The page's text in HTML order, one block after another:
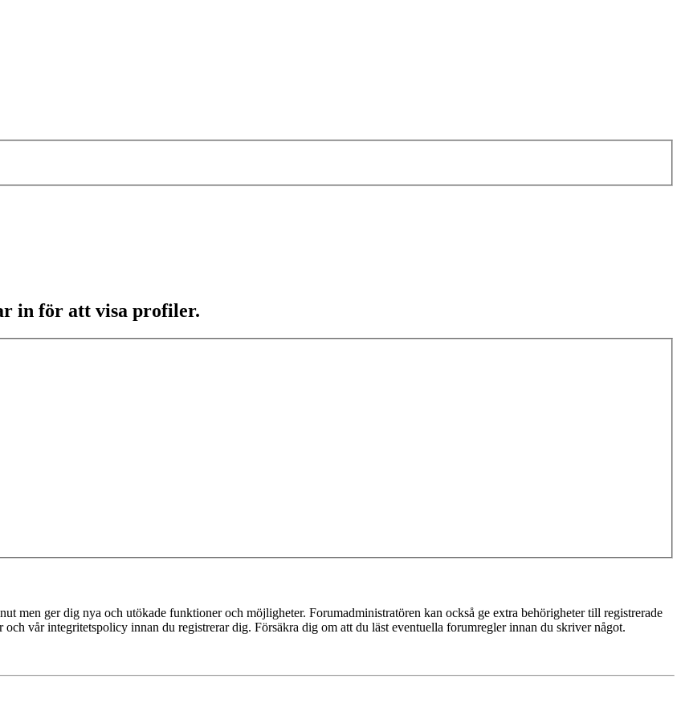
in för att visa profiler.
men ger dig nya och utökade funktioner och möjligheter. Forumadministratören kan också ge extra behörigheter till registrerade
vår integritetspolicy innan du registrerar dig. Försäkra dig om att du läst eventuella forumregler innan du skriver något.